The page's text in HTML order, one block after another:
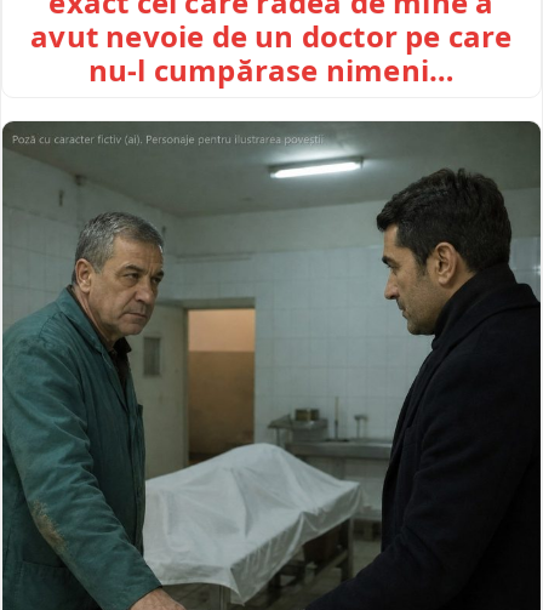
avut nevoie de un doctor pe care
nu-l cumpărase nimeni…